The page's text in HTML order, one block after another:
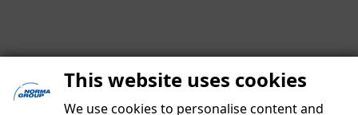
This website uses cookies
We use cookies to personalise content and